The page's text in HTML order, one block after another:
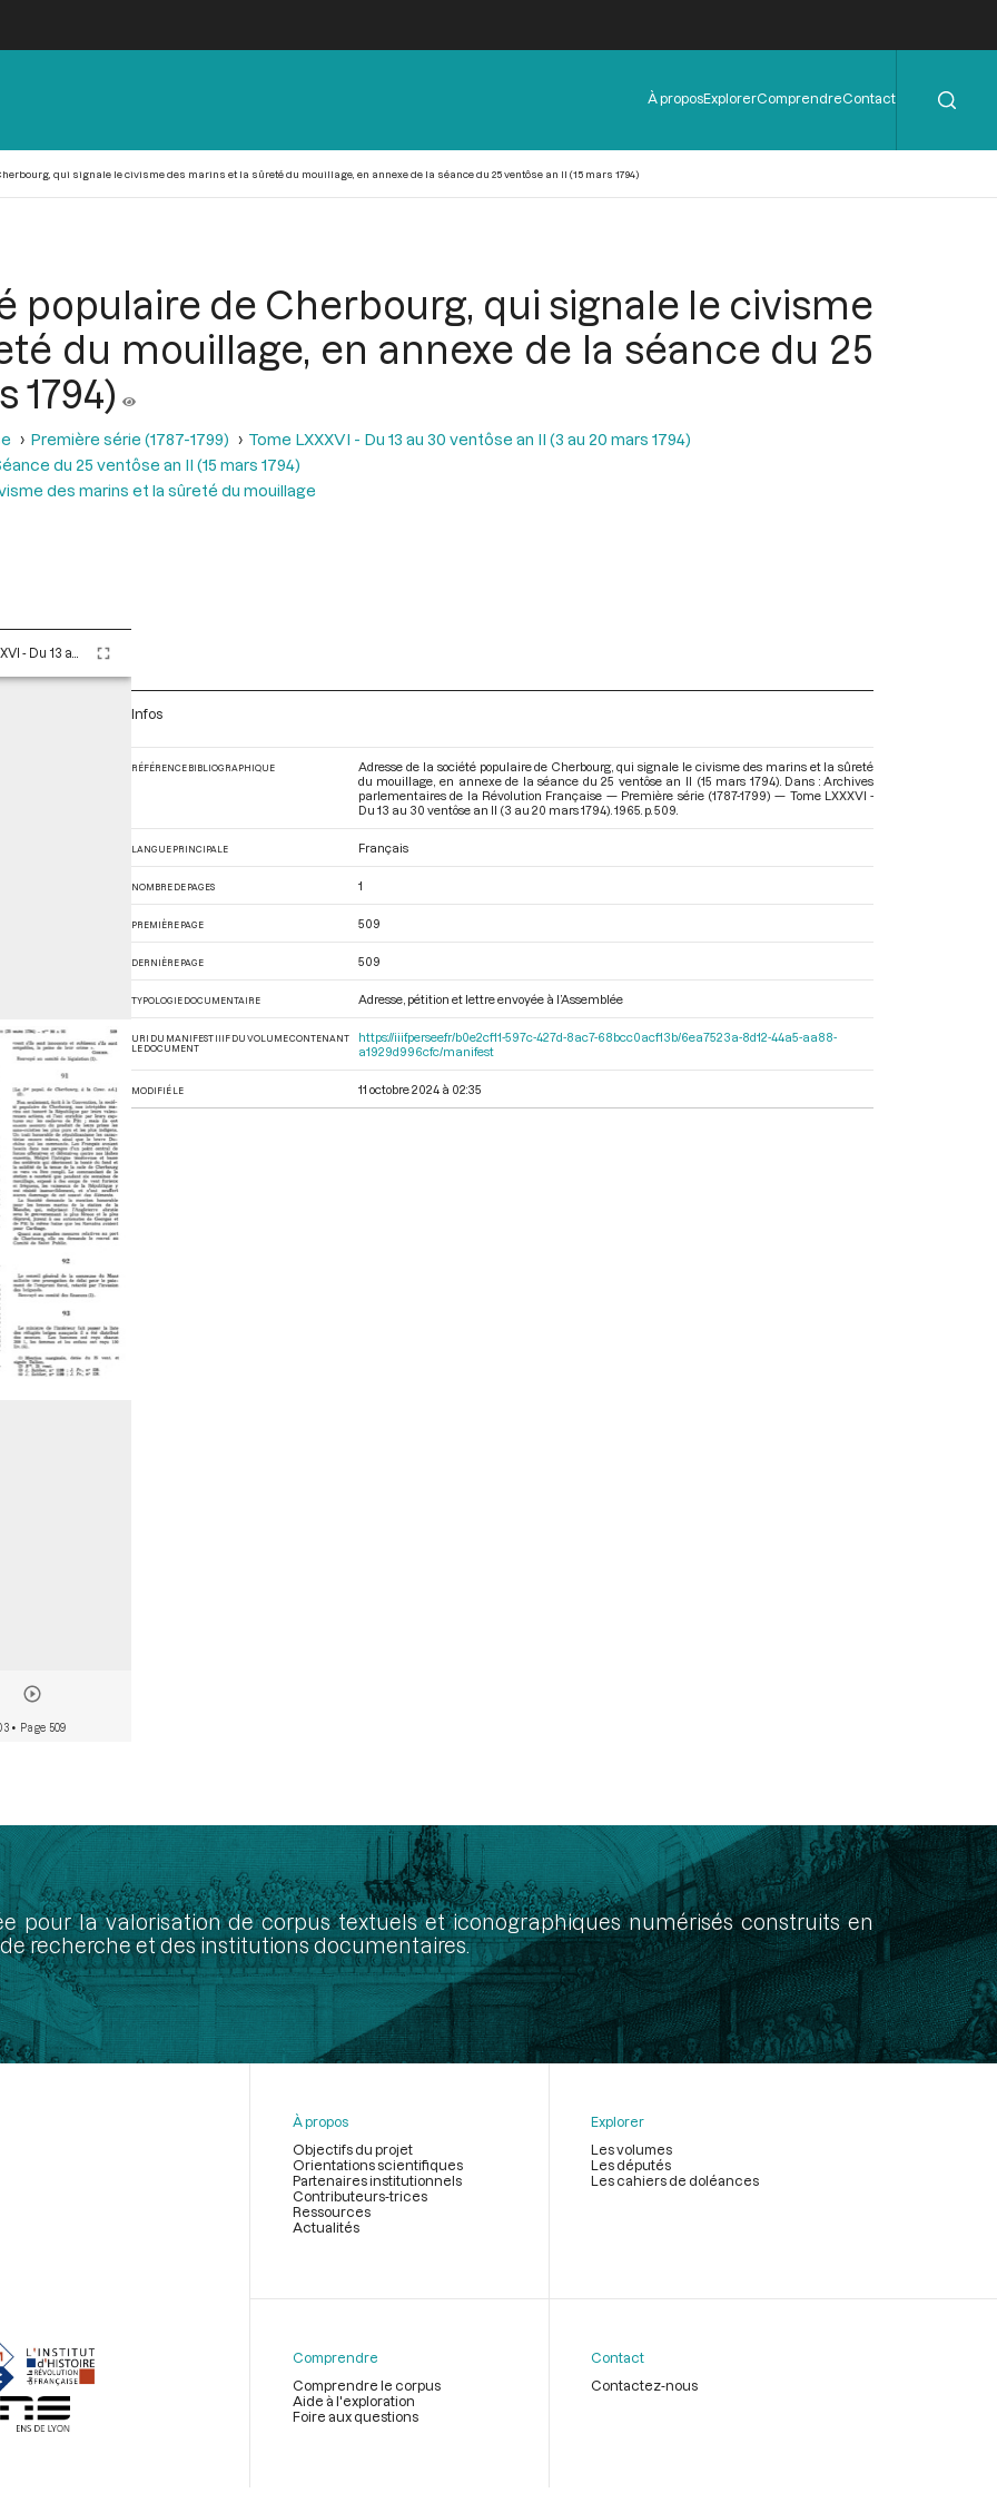
Menu
de
À proposExplorerComprendreContact
qui signale le civisme des marins et la sûreté du mouillage, en annexe de la séance du 25 ventôse an II (15 mars 1794)
populaire de Cherbourg, qui signale le civisme
du mouillage, en annexe de la séance du 25
1794)
Première série (1787-1799)
Tome LXXXVI - Du 13 au 30 ventôse an II (3 au 20 mars 1794)
du 25 ventôse an II (15 mars 1794)
des marins et la sûreté du mouillage
• Page 509
Infos
RÉFÉRENCE BIBLIOGRAPHIQUE
Adresse de la société populaire de Cherbourg, qui signale le civisme des marins et la sûreté
du mouillage, en annexe de la séance du 25 ventôse an II (15 mars 1794). Dans : Archives
parlementaires de la Révolution Française — Première série (1787-1799) — Tome LXXXVI -
Du 13 au 30 ventôse an II (3 au 20 mars 1794) . 1965. p. 509.
LANGUE PRINCIPALE Français
NOMBRE DE PAGES 1
PREMIÈRE PAGE 509
DERNIÈRE PAGE 509
TYPOLOGIE DOCUMENTAIRE Adresse, pétition et lettre envoyée à l’Assemblée
URI DU MANIFEST IIIF DU VOLUME CONTENANT
LE DOCUMENT
https://iiif.persee.fr/b0e2cf11-597c-427d-8ac7-68bcc0acf13b/6ea7523a-8d12-44a5-aa88-
a1929d996cfc/manifest
MODIFIÉ LE 11 octobre 2024 à 02:35
pour la valorisation de corpus textuels et iconographiques numérisés construits en
recherche et des institutions documentaires.
page
À propos
Objectifs du projet
Orientations scientifiques
Partenaires institutionnels
Contributeurs-trices
Ressources
Actualités
Explorer
Les volumes
Les députés
Les cahiers de doléances
Comprendre
Comprendre le corpus
Aide à l'exploration
Foire aux questions
Contact
Contactez-nous